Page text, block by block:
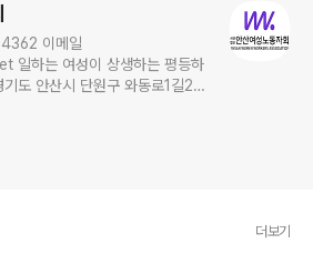
이메일
하는 여성이 상생하는 평등하
도 안산시 단원구 와동로1길21,
더보기